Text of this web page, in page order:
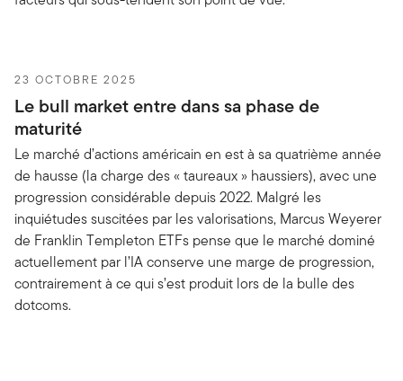
23 OCTOBRE 2025
Le bull market entre dans sa phase de
maturité
Le marché d’actions américain en est à sa quatrième année
de hausse (la charge des « taureaux » haussiers), avec une
progression considérable depuis 2022. Malgré les
inquiétudes suscitées par les valorisations, Marcus Weyerer
de Franklin Templeton ETFs pense que le marché dominé
actuellement par l’IA conserve une marge de progression,
contrairement à ce qui s’est produit lors de la bulle des
dotcoms.